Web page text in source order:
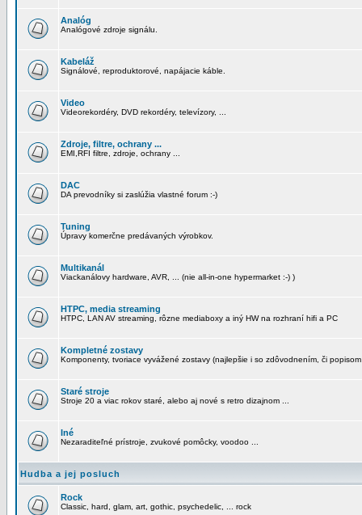
Analóg
Analógové zdroje signálu.
Kabeláž
Signálové, reproduktorové, napájacie káble.
Video
Videorekordéry, DVD rekordéry, televízory, ...
Zdroje, filtre, ochrany ...
EMI,RFI filtre, zdroje, ochrany ...
DAC
DA prevodníky si zaslúžia vlastné forum :-)
Tuning
Úpravy komerčne predávaných výrobkov.
Multikanál
Viackanálovy hardware, AVR, ... (nie all-in-one hypermarket :-) )
HTPC, media streaming
HTPC, LAN AV streaming, rôzne mediaboxy a iný HW na rozhraní hifi a PC
Kompletné zostavy
Komponenty, tvoriace vyvážené zostavy (najlepšie i so zdôvodnením, či
Staré stroje
Stroje 20 a viac rokov staré, alebo aj nové s retro dizajnom ...
Iné
Nezaraditeľné prístroje, zvukové pomôcky, voodoo ...
Hudba a jej posluch
Rock
Classic, hard, glam, art, gothic, psychedelic, ... rock